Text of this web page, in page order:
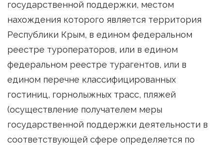
государственной поддержки, местом
нахождения которого является территория
Республики Крым, в едином федеральном
реестре туроператоров, или в едином
федеральном реестре турагентов, или в
едином перечне классифицированных
гостиниц, горнолыжных трасс, пляжей
(осуществление получателем меры
государственной поддержки деятельности в
соответствующей сфере определяется по